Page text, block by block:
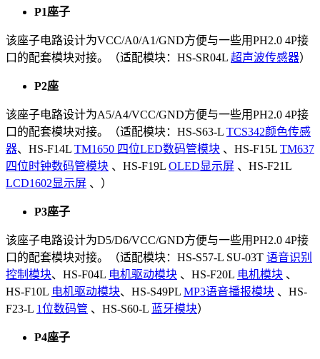
P1座子
该座子电路设计为VCC/A0/A1/GND方便与一些用PH2.0 4P接
口的配套模块对接。（适配模块： HS-SR04L 超声波传感器）
P2座
该座子电路设计为A5/A4/VCC/GND方便与一些用PH2.0 4P接
口的配套模块对接。（适配模块： HS-S63-L TCS342颜色传感
器、HS-F14L TM1650 四位LED数码管模块 、HS-F15L TM637
四位时钟数码管模块 、HS-F19L OLED显示屏 、HS-F21L
LCD1602显示屏 、 ）
P3座子
该座子电路设计为D5/D6/VCC/GND方便与一些用PH2.0 4P接
口的配套模块对接。（适配模块：HS-S57-L SU-03T 语音识别
控制模块、HS-F04L 电机驱动模块 、HS-F20L 电机模块 、
HS-F10L 电机驱动模块、HS-S49PL MP3语音播报模块 、 HS-
F23-L 1位数码管 、HS-S60-L 蓝牙模块）
P4座子